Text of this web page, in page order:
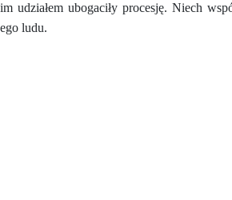
ubogaciły procesję. Niech
ludu.